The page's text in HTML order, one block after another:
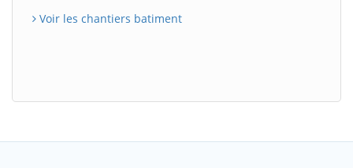
Voir les chantiers batiment